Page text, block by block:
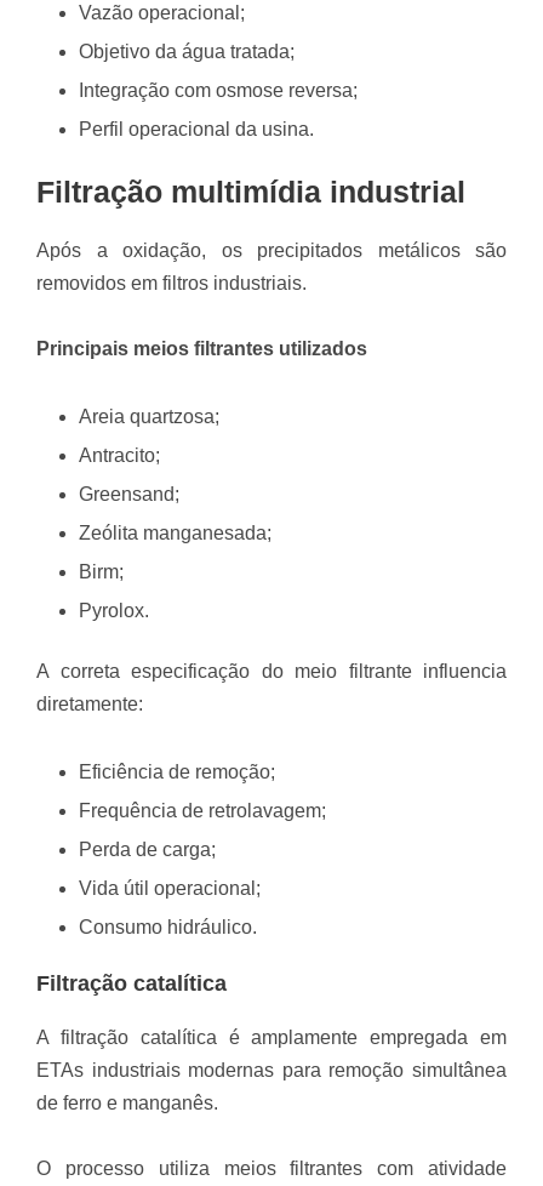
Vazão operacional;
Objetivo da água tratada;
Integração com osmose reversa;
Perfil operacional da usina.
Filtração multimídia industrial
Após a oxidação, os precipitados metálicos são
removidos em filtros industriais.
Principais meios filtrantes utilizados
Areia quartzosa;
Antracito;
Greensand;
Zeólita manganesada;
Birm;
Pyrolox.
A correta especificação do meio filtrante influencia
diretamente:
Eficiência de remoção;
Frequência de retrolavagem;
Perda de carga;
Vida útil operacional;
Consumo hidráulico.
Filtração catalítica
A filtração catalítica é amplamente empregada em
ETAs industriais modernas para remoção simultânea
de ferro e manganês.
O processo utiliza meios filtrantes com atividade